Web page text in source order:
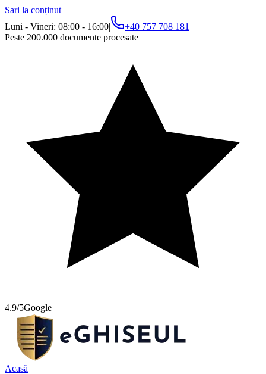
Sari la conținut
Luni - Vineri: 08:00 - 16:00|
+40 757 708 181
Peste 200.000 documente procesate
4.9/5Google
Acasă